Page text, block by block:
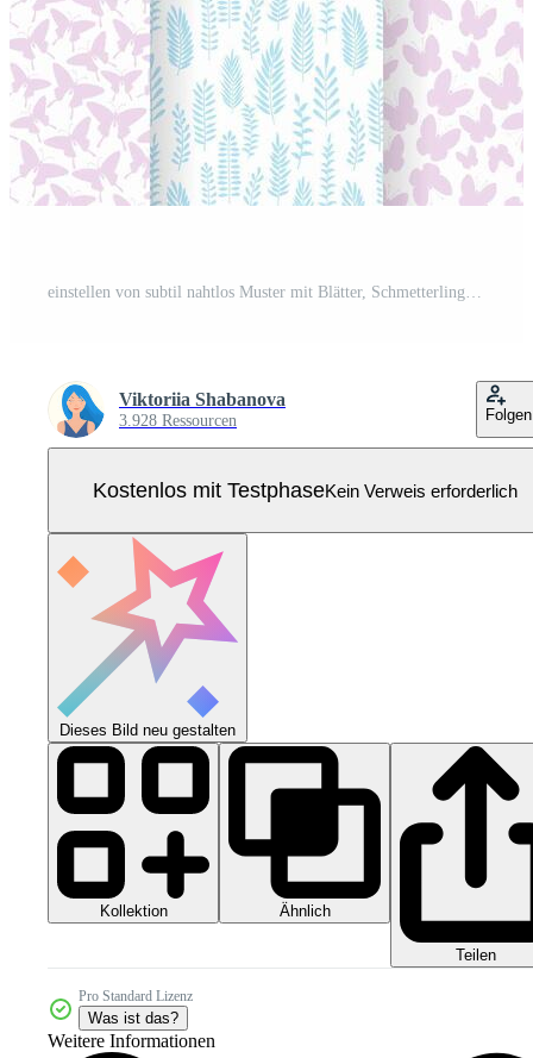
einstellen von subtil nahtlos Muster mit Blätter, Schmetterlinge, Blumen, Illustration. Pro Vektor
Viktoriia Shabanova
3.928 Ressourcen Folgen
Kostenlos mit TestphaseKein Verweis erforderlich
Dieses Bild neu gestalten
Kollektion Ähnlich
Teilen
Pro Standard Lizenz
Was ist das?
Weitere Informationen